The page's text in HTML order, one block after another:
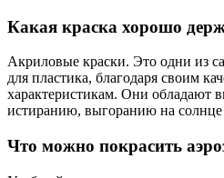
Какая краска хорошо
Акриловые краски. Это одни из
для пластика, благодаря своим
характеристикам. Они обладают
истиранию, выгоранию на солнце
Что можно покрасить